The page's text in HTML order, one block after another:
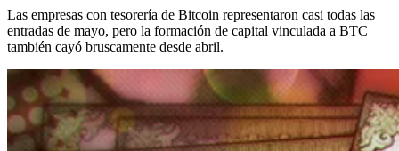
Las empresas con tesorería de Bitcoin representaron casi todas las
entradas de mayo, pero la formación de capital vinculada a BTC
también cayó bruscamente desde abril.